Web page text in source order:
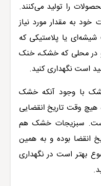
را تولید می‌کنند.
به مقدار مورد نیاز
یا پلاستیکی که
و در محلی که خشک، خنک
است نگهداری کنید.
با وجود آنکه خشک
وقت تاریخ انقضایی
است. سبزیجات خشک هم
انقضا بوده و به همین
بهتر است در نگهداری